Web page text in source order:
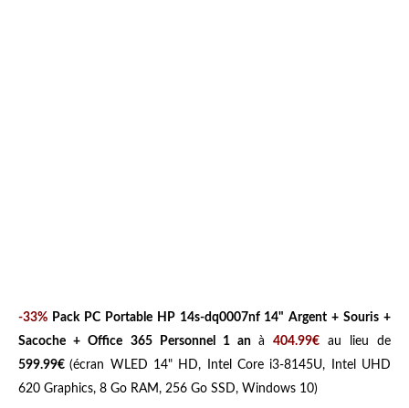
-33% Pack PC Portable HP 14s-dq0007nf 14" Argent + Souris +
Sacoche + Office 365 Personnel 1 an à404.99€
au lieu de
599.99€(écran WLED 14" HD, Intel Core i3-8145U, Intel UHD
620 Graphics, 8 Go RAM, 256 Go SSD, Windows 10)